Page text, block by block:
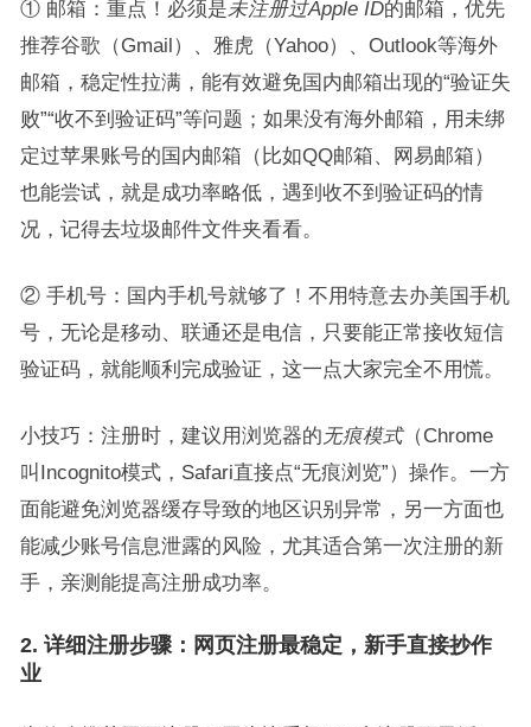
① 邮箱：重点！必须是未注册过Apple ID的邮箱，优先
推荐谷歌（Gmail）、雅虎（Yahoo）、Outlook等海外
邮箱，稳定性拉满，能有效避免国内邮箱出现的“验证失
败”“收不到验证码”等问题；如果没有海外邮箱，用未绑
定过苹果账号的国内邮箱（比如QQ邮箱、网易邮箱）
也能尝试，就是成功率略低，遇到收不到验证码的情
况，记得去垃圾邮件文件夹看看。
② 手机号：国内手机号就够了！不用特意去办美国手机
号，无论是移动、联通还是电信，只要能正常接收短信
验证码，就能顺利完成验证，这一点大家完全不用慌。
小技巧：注册时，建议用浏览器的无痕模式（Chrome
叫Incognito模式，Safari直接点“无痕浏览”）操作。一方
面能避免浏览器缓存导致的地区识别异常，另一方面也
能减少账号信息泄露的风险，尤其适合第一次注册的新
手，亲测能提高注册成功率。
2. 详细注册步骤：网页注册最稳定，新手直接抄作
业